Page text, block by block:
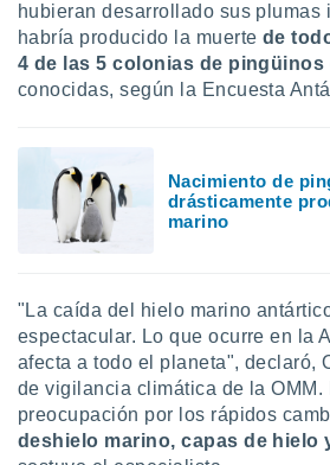
de que
sean
el sitio
para
ni para
aunque
no
Puedes
acceder a
web a
abono
hubieran desarrollado sus plumas
habría producido la muerte de
4 de las 5 colonias de pingüinos
conocidas, según la Encuesta
Nacimiento de
drásticamente
marino
"La caída del hielo marino
espectacular. Lo que ocurre en la
afecta a todo el planeta", declaró,
de vigilancia climática de la OMM.
preocupación por los rápidos
deshielo marino, capas de hielo